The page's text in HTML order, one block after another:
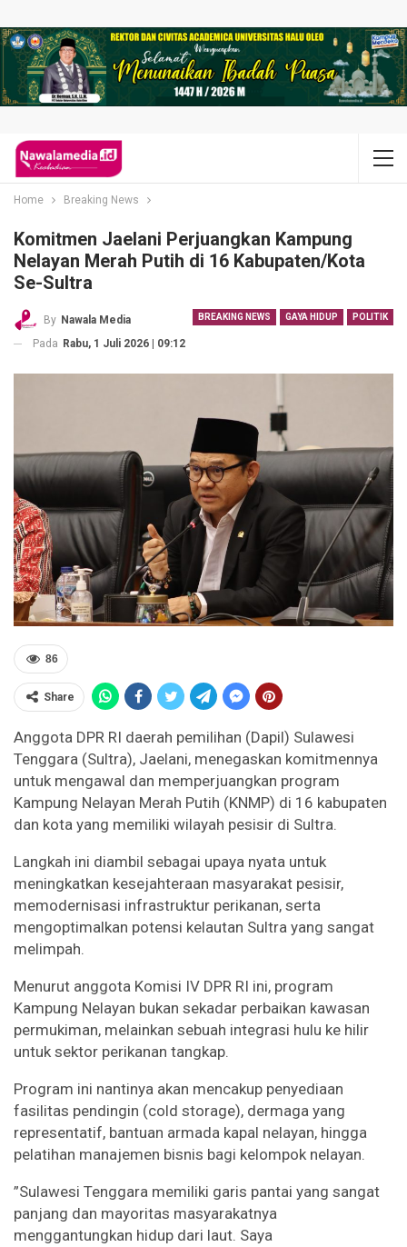
Home Breaking News
​Komitmen Jaelani Perjuangkan Kampung
Nelayan Merah Putih di 16 Kabupaten/Kota
Se-Sultra
BREAKING NEWS GAYA HIDUP POLITIK
By Nawala Media
Pada Rabu, 1 Juli 2026 | 09:12
86
Share
Anggota DPR RI daerah pemilihan (Dapil) Sulawesi
Tenggara (Sultra), Jaelani, menegaskan komitmennya
untuk mengawal dan memperjuangkan program
Kampung Nelayan Merah Putih (KNMP) di 16 kabupaten
dan kota yang memiliki wilayah pesisir di Sultra.
​Langkah ini diambil sebagai upaya nyata untuk
meningkatkan kesejahteraan masyarakat pesisir,
memodernisasi infrastruktur perikanan, serta
mengoptimalkan potensi kelautan Sultra yang sangat
melimpah.
​Menurut anggota Komisi IV DPR RI ini, program
Kampung Nelayan bukan sekadar perbaikan kawasan
permukiman, melainkan sebuah integrasi hulu ke hilir
untuk sektor perikanan tangkap.
Program ini nantinya akan mencakup penyediaan
fasilitas pendingin (cold storage), dermaga yang
representatif, bantuan armada kapal nelayan, hingga
pelatihan manajemen bisnis bagi kelompok nelayan.
​”Sulawesi Tenggara memiliki garis pantai yang sangat
panjang dan mayoritas masyarakatnya
menggantungkan hidup dari laut. Saya